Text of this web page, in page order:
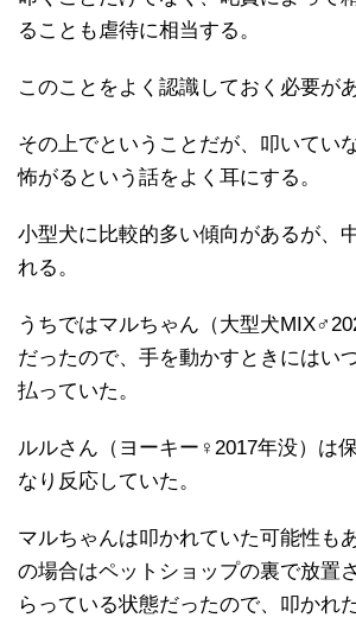
ることも虐待に相当する。
このことをよく認識しておく必要が
その上でということだが、叩いてい
怖がるという話をよく耳にする。
小型犬に比較的多い傾向があるが、
れる。
うちではマルちゃん（大型犬
だったので、手を動かすときにはい
払っていた。
ルルさん（ヨーキー♀2017年没）は
なり反応していた。
マルちゃんは叩かれていた可能性も
の場合はペットショップの裏で放置
らっている状態だったので、叩かれ